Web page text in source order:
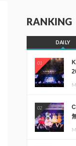
RANKING
DAILY
01
02